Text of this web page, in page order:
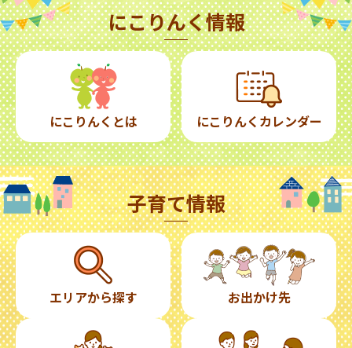
にこりんく情報
にこりんくとは にこりんくカレンダー
子育て情報
エリアから探す お出かけ先